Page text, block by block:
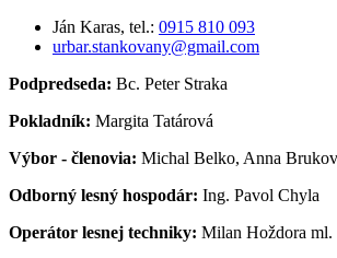
Ján Karas, tel.: 0915 810 093
urbar.stankovany@gmail.com
Podpredseda: Bc. Peter Straka
Pokladník: Margita Tatárová
Výbor - členovia: Michal Belko, Anna
Odborný lesný hospodár: Ing. Pavol Chyla
Operátor lesnej techniky: Milan Hoždora ml.